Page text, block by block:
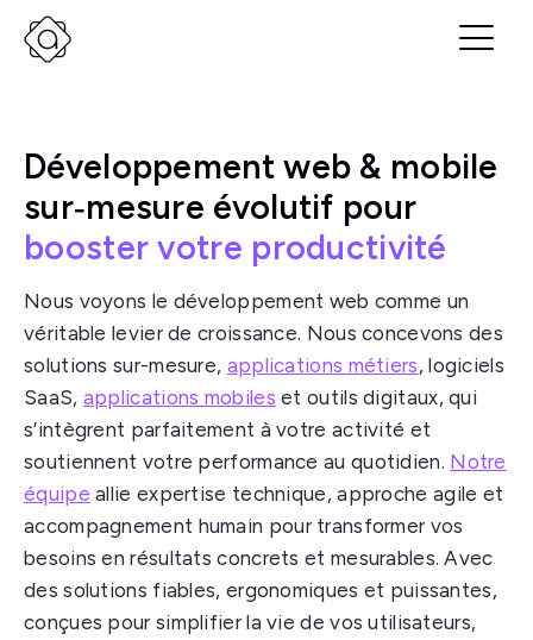
Développement web & mobile
sur‑mesure évolutif pour
booster votre productivité
Nous voyons le développement web comme un
véritable levier de croissance. Nous concevons des
solutions sur-mesure, applications métiers, logiciels
SaaS, applications mobiles et outils digitaux, qui
s’intègrent parfaitement à votre activité et
soutiennent votre performance au quotidien. Notre
équipe allie expertise technique, approche agile et
accompagnement humain pour transformer vos
besoins en résultats concrets et mesurables. Avec
des solutions fiables, ergonomiques et puissantes,
conçues pour simplifier la vie de vos utilisateurs,